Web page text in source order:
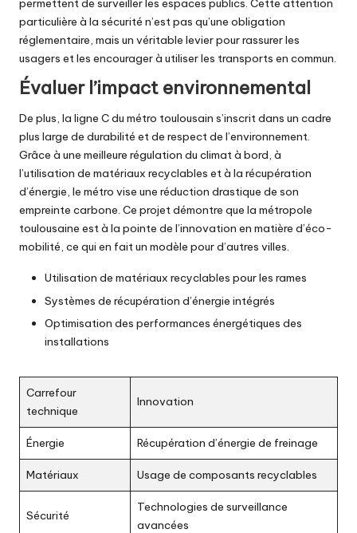
permettent de surveiller les espaces publics. Cette attention
particulière à la sécurité n’est pas qu’une obligation
réglementaire, mais un véritable levier pour rassurer les
usagers et les encourager à utiliser les transports en commun.
Évaluer l’impact environnemental
De plus, la ligne C du métro toulousain s’inscrit dans un cadre
plus large de durabilité et de respect de l’environnement.
Grâce à une meilleure régulation du climat à bord, à
l’utilisation de matériaux recyclables et à la récupération
d’énergie, le métro vise une réduction drastique de son
empreinte carbone. Ce projet démontre que la métropole
toulousaine est à la pointe de l’innovation en matière d’éco-
mobilité, ce qui en fait un modèle pour d’autres villes.
Utilisation de matériaux recyclables pour les rames
Systèmes de récupération d’énergie intégrés
Optimisation des performances énergétiques des
installations
Carrefour
technique
Innovation
Énergie Récupération d’énergie de freinage
Matériaux Usage de composants recyclables
Sécurité
Technologies de surveillance
avancées